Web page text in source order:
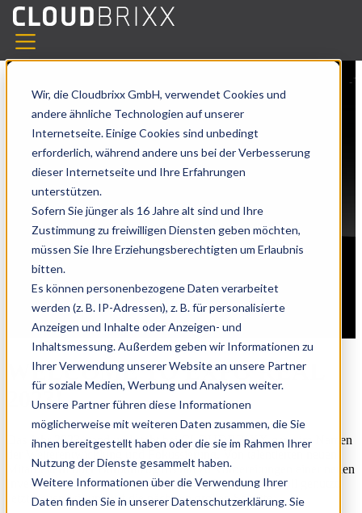
Wir, die Cloudbrixx GmbH, verwendet Cookies und
andere ähnliche Technologien auf unserer
Internetseite. Einige Cookies sind unbedingt
erforderlich, während andere uns bei der Verbesserung
dieser Internetseite und Ihre Erfahrungen
unterstützen.
Sofern Sie jünger als 16 Jahre alt sind und Ihre
Zustimmung zu freiwilligen Diensten geben möchten,
müssen Sie Ihre Erziehungsberechtigten um Erlaubnis
bitten.
Es können personenbezogene Daten verarbeitet
werden (z. B. IP-Adressen), z. B. für personalisierte
Anzeigen und Inhalte oder Anzeigen- und
Inhaltsmessung. Außerdem geben wir Informationen zu
Ihrer Verwendung unserer Website an unsere Partner
für soziale Medien, Werbung und Analysen weiter.
Unsere Partner führen diese Informationen
möglicherweise mit weiteren Daten zusammen, die Sie
ihnen bereitgestellt haben oder die sie im Rahmen Ihrer
Nutzung der Dienste gesammelt haben.
Weitere Informationen über die Verwendung Ihrer
Daten finden Sie in unserer Datenschutzerklärung. Sie
News
Presse
Website
CLOUDBRIXX Messestand
auf der EXPO REAL 2023 in
München
CLOUDBRIXX Messestand
auf der EXPO REAL 2023 in
München
Cloudbrixx Marketing-Team
Aug 23, 2023 4:58:07 PM
WELCOME TO EXPO REAL
2023!
Das Jahr 2023 stand und steht bei CLOUDBRIXX ganz im Namen
Mitarbeitern über Büroumzug bis hin zu Vorbereitungen einer neuen
Investorenrunde, haben wir das Jahr 2023 bisher sinnvoll genutzt.
Jetzt freuen wir uns auf die nächsten großen Schritte.